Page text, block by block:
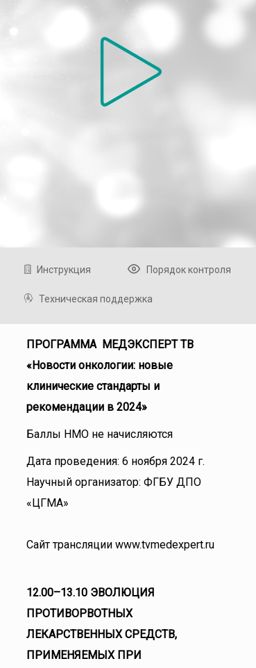
Инструкция Порядок контроля
Техническая поддержка
ПРОГРАММА МЕДЭКСПЕРТ ТВ
«Новости онкологии: новые
клинические стандарты и
рекомендации в 2024»
Баллы НМО не начисляются
Дата проведения: 6 ноября 2024 г.
Научный организатор: ФГБУ ДПО
«ЦГМА»
Сайт трансляции www.tvmedexpert.ru
12.00–13.10 ЭВОЛЮЦИЯ
ПРОТИВОРВОТНЫХ
ЛЕКАРСТВЕННЫХ СРЕДСТВ,
ПРИМЕНЯЕМЫХ ПРИ